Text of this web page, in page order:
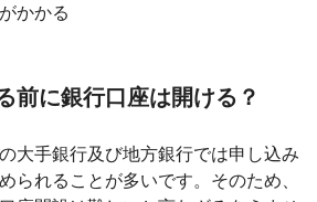
かかる
前に銀行口座は開ける？
大手銀行及び地方銀行では申し込み
られることが多いです。そのため、